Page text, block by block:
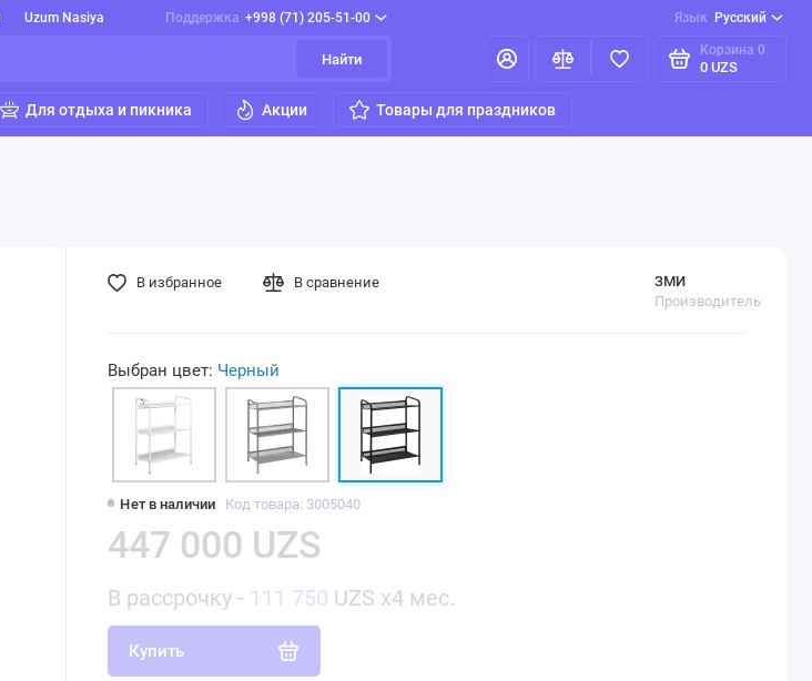
Uzum Nasiya Поддержка +998 (71) 205-51-00 Язык Русский
Найти
Корзина 0
0 UZS
Для отдыха и пикника Акции Товары для праздников
Нет в наличии Код товара: 3005040
ЗМИ
Производитель
447 000 UZS
В рассрочку - 111 750 UZS x4 мес.
Купить
В избранное В сравнение
Выбран цвет: Черный